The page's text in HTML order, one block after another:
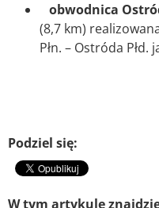
obwodnica
(8,7 km)
Płn. – Ostróda
Podziel się:
W tym artykule